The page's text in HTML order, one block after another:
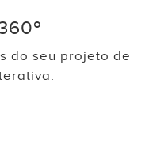
do seu projeto de